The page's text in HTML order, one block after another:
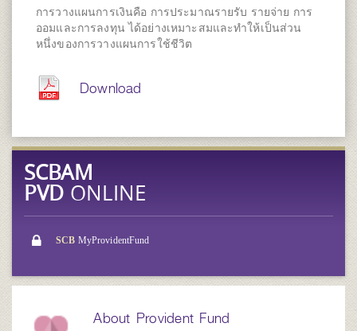
การวางแผนการเงินคือ การประมาณรายรับ รายจ่าย การ
ออมและการลงทุน ได้อย่างเหมาะสมและทำให้เป็นส่วน
หนึ่งของการวางแผนการใช้ชีวิต
Download
SCBAM
PVD ONLINE
SCB MyProvidentFund
About Provident Fund